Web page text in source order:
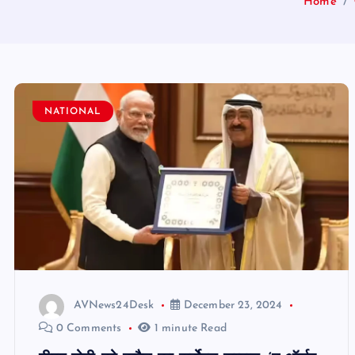
NATIONAL
AVNews24Desk
December 23, 2024
0 Comments
1 minute Read